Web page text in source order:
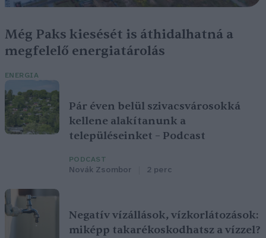
Még Paks kiesését is áthidalhatná a
megfelelő energiatárolás
ENERGIA
Pár éven belül szivacsvárosokká
kellene alakítanunk a
településeinket – Podcast
PODCAST
Novák Zsombor 2 perc
Negatív vízállások, vízkorlátozások:
miképp takarékoskodhatsz a vízzel?